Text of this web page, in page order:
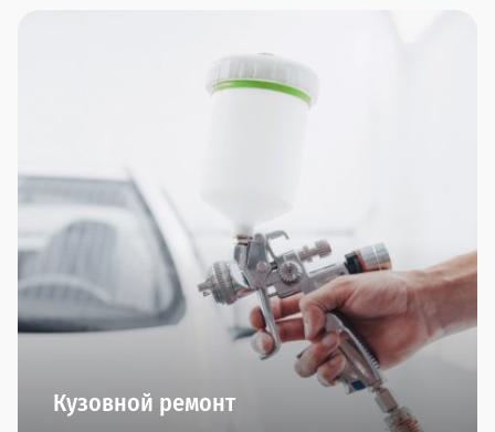
диагностика - по итогам проведения мы
предоставим подробнейший отчет и сделаем
интересное предложение по ремонту, если это
Кузовной ремонт